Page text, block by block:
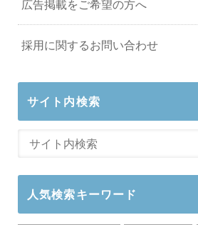
広告掲載をご希望の方へ
採用に関するお問い合わせ
サイト内検索
人気検索キーワード